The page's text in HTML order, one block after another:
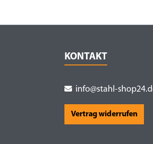
KONTAKT
info@stahl-
Vertrag widerrufen